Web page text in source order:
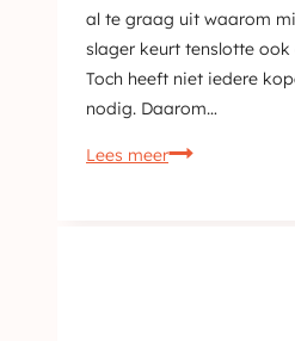
al te graag uit waarom
slager keurt tenslotte
Toch heeft niet iedere
nodig. Daarom…
Lees meer
Wat